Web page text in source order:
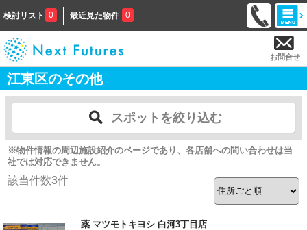
検討リスト 0 最近見た物件 0
お問合せ
江東区のその他
スポットを絞り込む
※物件情報の周辺施設紹介のページであり、各店舗への問い合わせは当
社では対応できません。
該当件数3件
薬 マツモトキヨシ 白河3丁目店